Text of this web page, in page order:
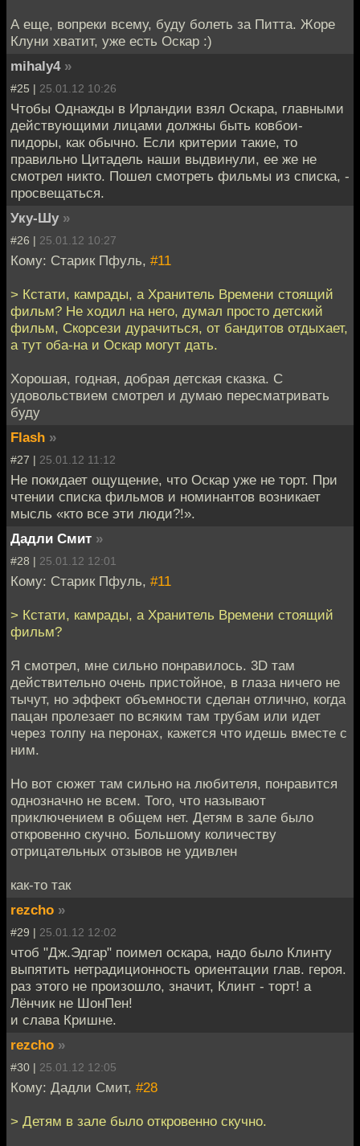
А еще, вопреки всему, буду болеть за Питта. Жоре
Клуни хватит, уже есть Оскар :)
mihaly4 »
#25 | 25.01.12 10:26
Чтобы Однажды в Ирландии взял Оскара, главными
действующими лицами должны быть ковбои-
пидоры, как обычно. Если критерии такие, то
правильно Цитадель наши выдвинули, ее же не
смотрел никто. Пошел смотреть фильмы из списка, -
просвещаться.
Уку-Шу »
#26 | 25.01.12 10:27
Кому: Старик Пфуль, #11
> Кстати, камрады, а Хранитель Времени стоящий
фильм? Не ходил на него, думал просто детский
фильм, Скорсези дурачиться, от бандитов отдыхает,
а тут оба-на и Оскар могут дать.
Хорошая, годная, добрая детская сказка. С
удовольствием смотрел и думаю пересматривать
буду
Flash »
#27 | 25.01.12 11:12
Не покидает ощущение, что Оскар уже не торт. При
чтении списка фильмов и номинантов возникает
мысль «кто все эти люди?!».
Дадли Смит »
#28 | 25.01.12 12:01
Кому: Старик Пфуль, #11
> Кстати, камрады, а Хранитель Времени стоящий
фильм?
Я смотрел, мне сильно понравилось. 3D там
действительно очень пристойное, в глаза ничего не
тычут, но эффект объемности сделан отлично, когда
пацан пролезает по всяким там трубам или идет
через толпу на перонах, кажется что идешь вместе с
ним.
Но вот сюжет там сильно на любителя, понравится
однозначно не всем. Того, что называют
приключением в общем нет. Детям в зале было
откровенно скучно. Большому количеству
отрицательных отзывов не удивлен
как-то так
rezcho »
#29 | 25.01.12 12:02
чтоб "Дж.Эдгар" поимел оскара, надо было Клинту
выпятить нетрадиционность ориентации глав. героя.
раз этого не произошло, значит, Клинт - торт! а
Лёнчик не ШонПен!
и слава Кришне.
rezcho »
#30 | 25.01.12 12:05
Кому: Дадли Смит, #28
> Детям в зале было откровенно скучно.